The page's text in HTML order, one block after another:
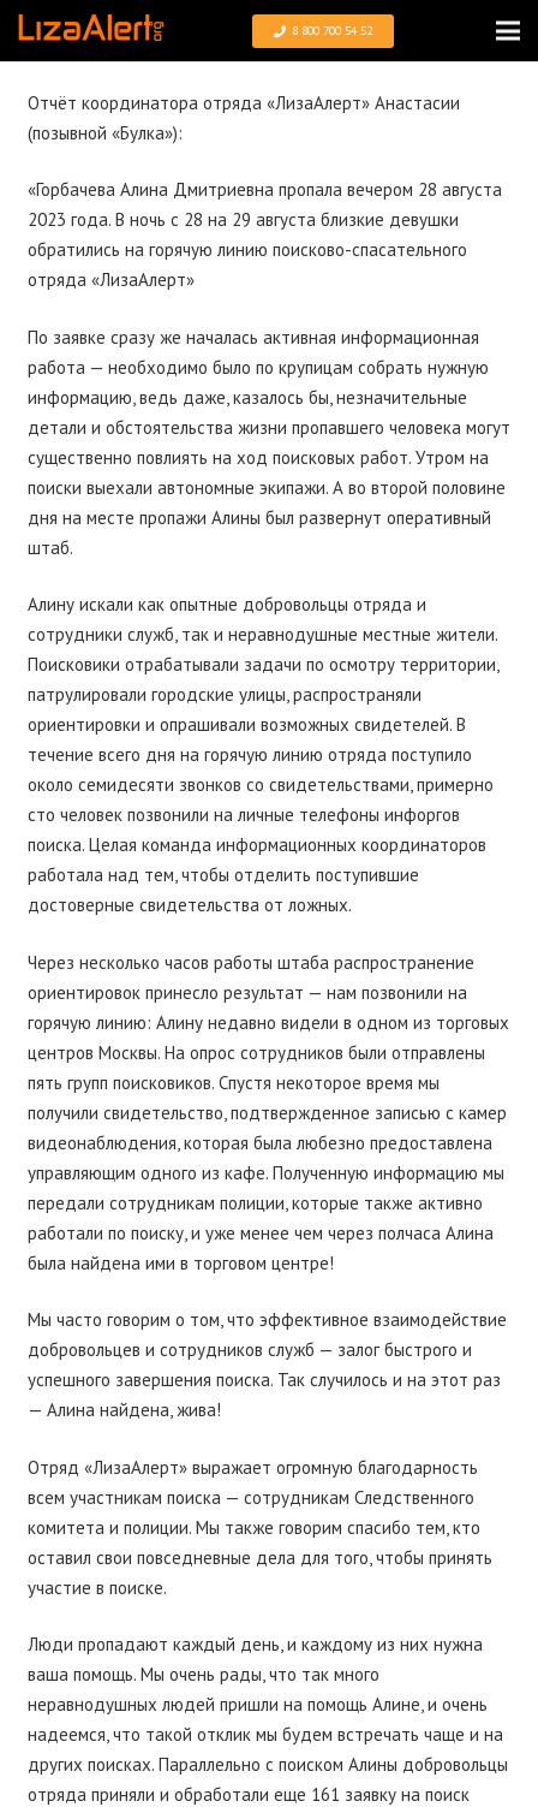
8 800 700 54 52
Отчёт координатора отряда «ЛизаАлерт» Анастасии
(позывной «Булка»):
«Горбачева Алина Дмитриевна пропала вечером 28 августа
2023 года. В ночь с 28 на 29 августа близкие девушки
обратились на горячую линию поисково-спасательного
отряда «ЛизаАлерт»
По заявке сразу же началась активная информационная
работа — необходимо было по крупицам собрать нужную
информацию, ведь даже, казалось бы, незначительные
детали и обстоятельства жизни пропавшего человека могут
существенно повлиять на ход поисковых работ. Утром на
поиски выехали автономные экипажи. А во второй половине
дня на месте пропажи Алины был развернут оперативный
штаб.
Алину искали как опытные добровольцы отряда и
сотрудники служб, так и неравнодушные местные жители.
Поисковики отрабатывали задачи по осмотру территории,
патрулировали городские улицы, распространяли
ориентировки и опрашивали возможных свидетелей. В
течение всего дня на горячую линию отряда поступило
около семидесяти звонков со свидетельствами, примерно
сто человек позвонили на личные телефоны инфоргов
поиска. Целая команда информационных координаторов
работала над тем, чтобы отделить поступившие
достоверные свидетельства от ложных.
Через несколько часов работы штаба распространение
ориентировок принесло результат — нам позвонили на
горячую линию: Алину недавно видели в одном из торговых
центров Москвы. На опрос сотрудников были отправлены
пять групп поисковиков. Спустя некоторое время мы
получили свидетельство, подтвержденное записью с камер
видеонаблюдения, которая была любезно предоставлена
управляющим одного из кафе. Полученную информацию мы
передали сотрудникам полиции, которые также активно
работали по поиску, и уже менее чем через полчаса Алина
была найдена ими в торговом центре!
Мы часто говорим о том, что эффективное взаимодействие
добровольцев и сотрудников служб — залог быстрого и
успешного завершения поиска. Так случилось и на этот раз
— Алина найдена, жива!
Отряд «ЛизаАлерт» выражает огромную благодарность
всем участникам поиска — сотрудникам Следственного
комитета и полиции. Мы также говорим спасибо тем, кто
оставил свои повседневные дела для того, чтобы принять
участие в поиске.
Люди пропадают каждый день, и каждому из них нужна
ваша помощь. Мы очень рады, что так много
неравнодушных людей пришли на помощь Алине, и очень
надеемся, что такой отклик мы будем встречать чаще и на
других поисках. Параллельно с поиском Алины добровольцы
отряда приняли и обработали еще 161 заявку на поиск